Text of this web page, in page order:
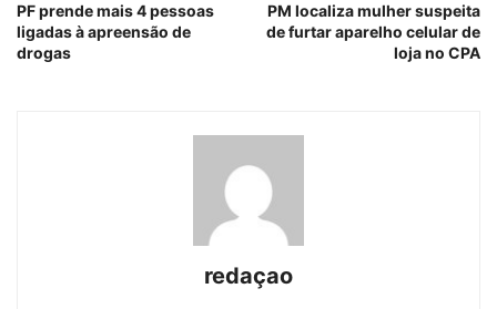
PF prende mais 4 pessoas
ligadas à apreensão de
drogas
PM localiza mulher suspeita
de furtar aparelho celular de
loja no CPA
redaçao